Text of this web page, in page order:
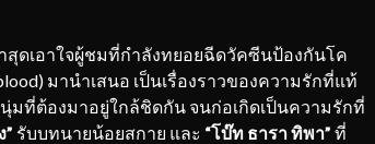
ดเอาใจผู้ชมที่กำลังทยอยฉีดวัคซีนป้องกันโค
มานำเสนอ เป็นเรื่องราวของความรักที่แท้
มที่ต้องมาอยู่ใกล้ชิดกัน จนก่อเกิดเป็นความรักที่
รับบทนายน้อยสกาย และ “โบ๊ท ธารา ทิพา” ที่